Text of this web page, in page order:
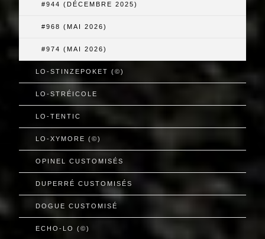
#944 (DÉCEMBRE 2025)
#968 (MAI 2026)
#974 (MAI 2026)
LO-STINZEPOKET (©)
LO-STRÉICOLE
LO-TENTIC
LO-XYMORE (©)
OPINEL CUSTOMISÉS
DUPERRÉ CUSTOMISÉS
DOGUE CUSTOMISÉ
ECHO-LO (©)